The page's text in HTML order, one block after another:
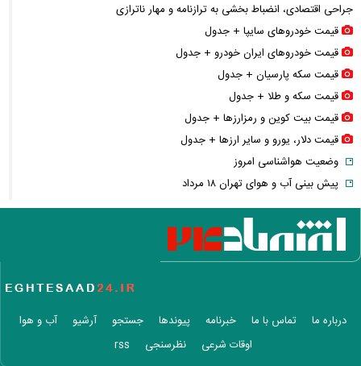
جراحی اقتصادی، انضباط‌ بخشی به ترازنامه و مهار ناترازی
قیمت خودرو‌های سایپا + جدول
قیمت خودرو‌های ایران خودرو + جدول
قیمت سکه پارسیان + جدول
قیمت سکه و طلا + جدول
قیمت بیت کوین و رمزارز‌ها + جدول
قیمت دلار، یورو و سایر ارز‌ها + جدول
وضعیت هواشناسی امروز
پیش بینی آب و هوای تهران ۱۸ مرداد
پیش‌بینی قیمت طلا امروز ۱۸ مرداد ۱۴۰۵/ الان طلا بخریم یا صبر کنیم؟
کنترل استرس و افزایش آرامش با چند خوراکی سالم
علائم هشدار دهنده درباره سلامت کبد را بشناسید
عکس / دیدار صمیمانه ثریا اسفندیاری با گروه بیتلز
فیلم / بادوام‌ترین تانک طراحی شده در تاریخ زرهی جهان
فیلم / بازخوانی ترانه مشهور محمد نوری توسط غزل شاکری
درباره ما تماس با ما خبرنامه پیوندها جستجو آرشیو
آب و هوا
اوقات شرعی
نظرسنجی rss